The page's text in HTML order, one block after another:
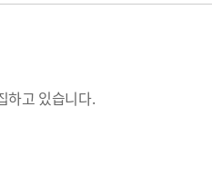
하고 있습니다.